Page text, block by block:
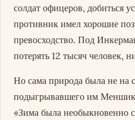
солдат офицеров, добиться
противник имел хорошие
превосходство. Под
потерять 12 тысяч человек,
Но сама природа была не на
подыгрывавшего им
«Зима была необыкновенно